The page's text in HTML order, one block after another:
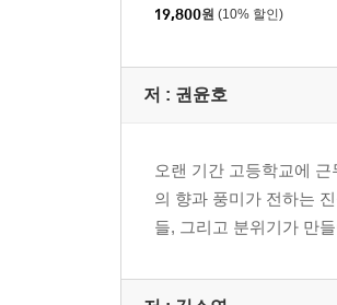
19,800원 (10% 할인)
저 : 권윤호
오랜 기간 고등학교에
의 향과 풍미가 전하는
들, 그리고 분위기가 만